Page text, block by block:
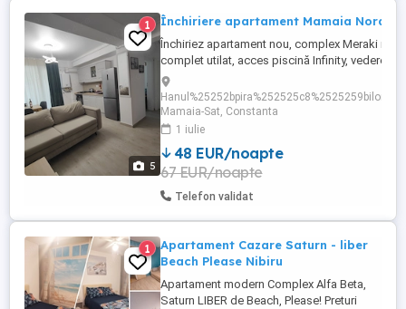
5
1 Închiriere apartament Mamaia Nord
Închiriez apartament nou, complex Meraki
complet utilat, acces piscină Infinity, vedere la
canapeaua extensibila 200 160 în living și pat
matrimonial în dormitor Preț negociabil în
perioadă și nr de zile de cazare.
Mamaia-Sat, Constanta
1 iulie
48 EUR/noapte
67 EUR/noapte
Telefon validat
1
Apartament Cazare Saturn - liber
Beach Please Nibiru
Apartament modern Complex Alfa Beta,
Saturn LIBER de Beach, Please! Preturi